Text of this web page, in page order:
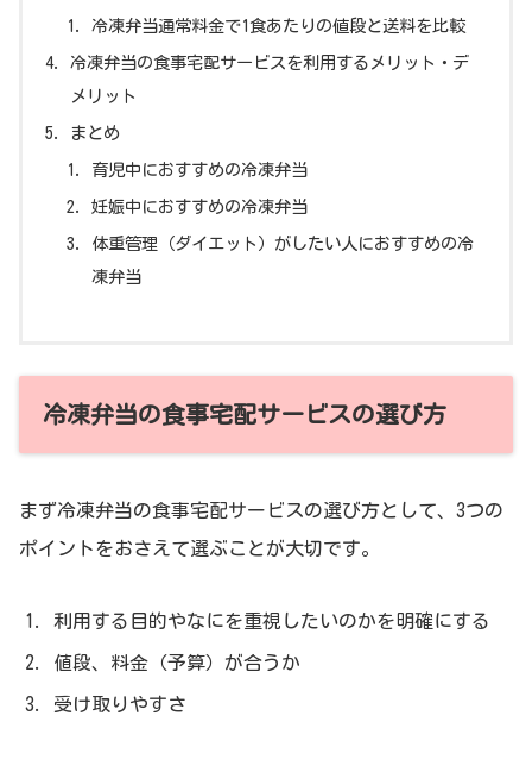
冷凍弁当通常料金で1食あたりの値段と送料を比較
冷凍弁当の食事宅配サービスを利用するメリット・デ
メリット
まとめ
育児中におすすめの冷凍弁当
妊娠中におすすめの冷凍弁当
体重管理（ダイエット）がしたい人におすすめの冷
凍弁当
冷凍弁当の食事宅配サービスの選び方
まず冷凍弁当の食事宅配サービスの選び方として、3つの
ポイントをおさえて選ぶことが大切です。
利用する目的やなにを重視したいのかを明確にする
値段、料金（予算）が合うか
受け取りやすさ